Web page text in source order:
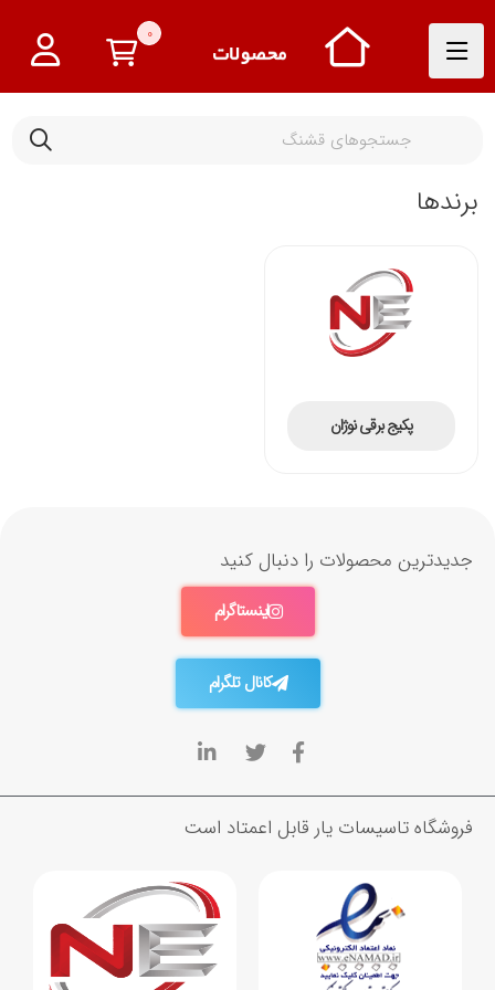
0
برندها
پکیج برقی نوژان
جدیدترین محصولات را دنبال کنید
اینستاگرام
کانال تلگرام
فروشگاه تاسیسات یار قابل اعمتاد است